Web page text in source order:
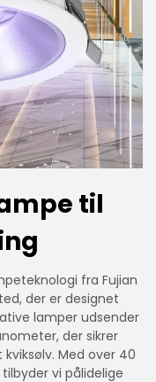
til
fra Fujian
der er designet
lamper udsender
der sikrer
Med over 40
vi pålidelige